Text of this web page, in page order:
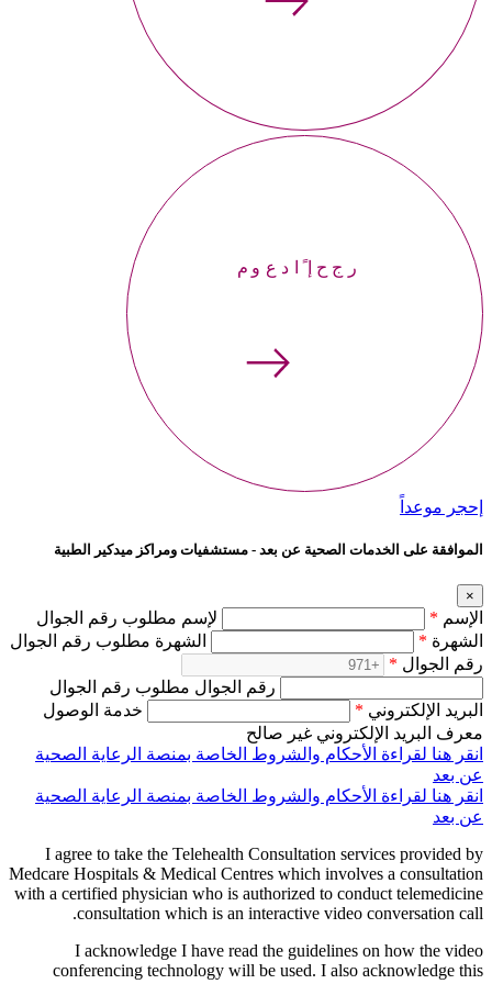
إحجر موعداً
إحجر موعداً
الموافقة على الخدمات الصحية عن بعد - مستشفيات ومراكز ميدكير الطبية
×
الإسم *
لإسم مطلوب رقم الجوال
الشهرة *
الشهرة مطلوب رقم الجوال
رقم الجوال *
رقم الجوال مطلوب رقم الجوال
البريد الإلكتروني *
خدمة الوصول
معرف البريد الإلكتروني غير صالح
انقر هنا لقراءة الأحكام والشروط الخاصة بمنصة الرعاية الصحية
عن بعد
انقر هنا لقراءة الأحكام والشروط الخاصة بمنصة الرعاية الصحية
عن بعد
I agree to take the Telehealth Consultation services provided by
Medcare Hospitals & Medical Centres which involves a consultation
with a certified physician who is authorized to conduct telemedicine
consultation which is an interactive video conversation call.
I acknowledge I have read the guidelines on how the video
conferencing technology will be used. I also acknowledge this